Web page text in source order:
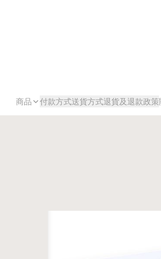
商品 付款方式送貨方式退貨及退款政策